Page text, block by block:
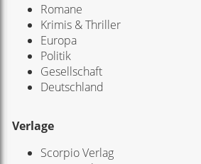
Romane
Krimis & Thriller
Europa
Politik
Gesellschaft
Deutschland
Verlage
Scorpio Verlag